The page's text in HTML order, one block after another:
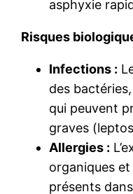
asphyxie
Risques
Infections :
des
qui peuvent
graves
Allergies :
organiques
présents